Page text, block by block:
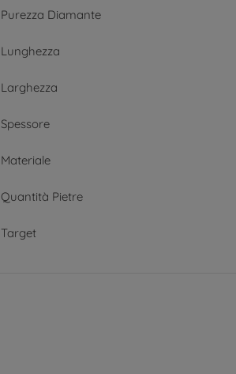
Purezza Diamante
Lunghezza
Larghezza
Spessore
Materiale
Quantità Pietre
Target